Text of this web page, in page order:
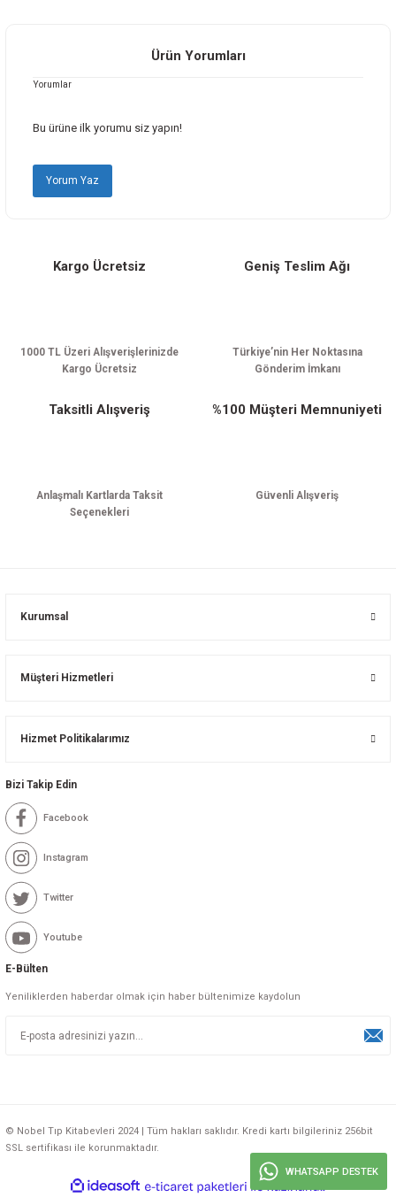
Ürün resmi kalitesiz, bozuk veya görüntülenemiyor.
Ürün bilgilerinde hatalar bulunuyor.
Bu ürüne benzer farklı alternatifler olmalı.
Ürün Yorumları
Yorumlar
Bu ürüne ilk yorumu siz yapın!
Yorum Yaz
Kargo Ücretsiz
1000 TL Üzeri Alışverişlerinizde
Kargo Ücretsiz
Geniş Teslim Ağı
Türkiye’nin Her Noktasına
Gönderim İmkanı
Taksitli Alışveriş
Anlaşmalı Kartlarda Taksit
Seçenekleri
%100 Müşteri Memnuniyeti
Güvenli Alışveriş
Kurumsal
Müşteri Hizmetleri
Hizmet Politikalarımız
Bizi Takip Edin
Facebook
Instagram
Twitter
Youtube
E-Bülten
Yeniliklerden haberdar olmak için haber bültenimize kaydolun
© Nobel Tıp Kitabevleri 2024 | Tüm hakları saklıdır. Kredi kartı bilgileriniz 256bit
SSL sertifikası ile korunmaktadır.
WHATSAPP DESTEK
ideasoft
e-